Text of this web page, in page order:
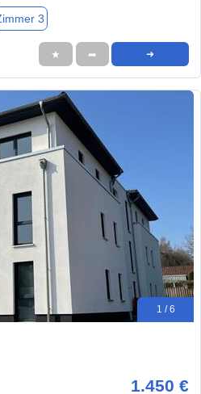
3
★ ➦ ➜
1 / 6
1.450 €